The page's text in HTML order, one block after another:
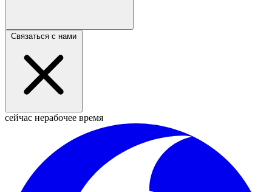
Связаться с нами
сейчас нерабочее время